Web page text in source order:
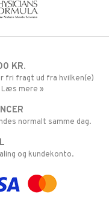
KR.
fri fragt ud fra hvilken(e)
Læs mere »
normalt samme dag.
og kundekonto.